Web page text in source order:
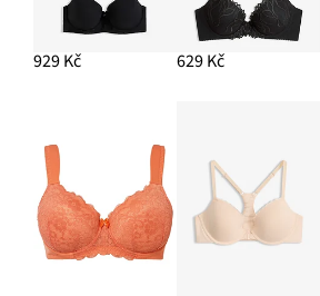
929 Kč 629 Kč